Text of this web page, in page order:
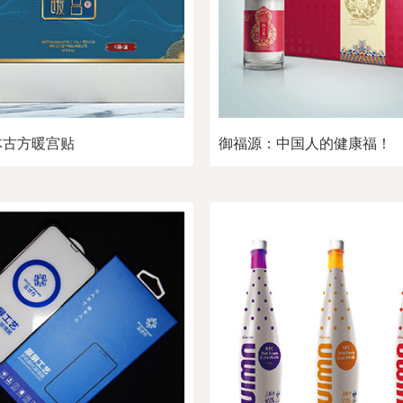
方暖宫贴 御福源：中国人的健康福！